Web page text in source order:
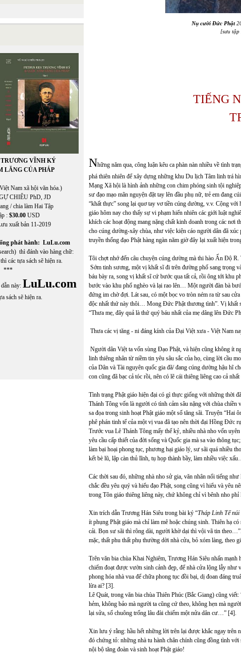
VĨNH KÝ
LĂNG CỦA PHÁP
Nam xã hội văn hóa.)
CHIÊU PhD, JD
/ chia làm Hai Tập
: $30.00USD
xuất bản 11-2019
phát hành: LuLu.com
thì đánh vào hàng chữ:
các tựa sách sẽ hiện ra.
***
này: LuLu.com
sách sẽ hiện ra.
Nụ cười Đức Phật
[sưu
TIẾNG
Những năm qua, công luận kêu ca phàn nàn nhiều về tình
phá thiên nhiên để xây dựng những khu Du lịch Tâm linh trá
Mạng Xã hội là hình ảnh những con chim phóng sinh tội
sư đạo mạo mãn nguyện đặt tay lên đầu phụ nữ, trẻ em đang
“khất thực” song lại quơ tay vơ tiền cúng dường, v.v. Cộng với
giáo hôm nay cho thấy sự vi phạm hiển nhiên các giới luật
khích các hoạt động mang nặng chất kinh doanh trong các
cho cúng dường-xây chùa, như việc kiện cáo người dân đã
truyền thống đạo Phật hàng ngàn năm giờ đây lại xuất hiện
Tôi chợt nhớ đến câu chuyện cúng dường mà thi hào Ấn Độ
Sớm tinh sương, một vị khất sĩ đi trên đường phố sang trọng
báu bày ra, song vị khất sĩ cứ bước qua tất cả, rồi ông tới khu
bước vào khu phố nghèo và lại rao lên… Một người đàn bà
đứng im chờ đợi. Lát sau, có một bọc vo tròn ném ra từ sau
độc nhất thứ này thôi… Mong Đức Phật thương tình”. Vị khất
“Thưa mẹ, đây quả là thứ quý báu nhất của mẹ dâng lên Đức
Thưa các vị tăng - ni đáng kính của Đại Việt xưa - Việt Nam
Người dân Việt ta vốn sùng Đạo Phật, và hiện cũng không ít
linh thiêng nhân từ niềm tin yêu sâu sắc của họ, cùng lời cầu
của Dân và Tài nguyên quốc gia đã/ đang cúng dường hậu hĩ
con cũng đã bạc cả tóc rồi, nên có lẽ cái thiêng liêng cao cả
Tình trạng Phật giáo hiện đại có gì thực giống với những thời
Thánh Tông vốn là người có tình cảm sâu nặng với chùa
sa đọa trong sinh hoạt Phật giáo một số tăng sãi. Truyện “Hai
phê phán tinh tế của một vị vua đã tạo nên thời đại Hồng Đức
Trước vua Lê Thánh Tông mấy thế kỷ, nhiều nhà nho vốn
yêu cầu cấp thiết của đời sống và Quốc gia mà sa vào thông
làm bại hoại phong tục, phương hại giáo lý, sư sãi quá nhiều
kết bè lũ, lập càn thủ lĩnh, tụ họp thành bầy, làm nhiều việc
Các thời sau đó, những nhà nho sử gia, văn nhân nổi tiếng
chắc đều yêu quý và hiểu đạo Phật, song cũng vì hiểu và yêu
trong Tôn giáo thiêng liêng này, chứ không chỉ vì bênh nho
Xin trích dẫn Trương Hán Siêu trong bài ký “Tháp Linh Tế núi
ít phụng Phật giáo mà chỉ làm mê hoặc chúng sinh. Thiên hạ
cải. Bọn sư sãi thì rông dài, người khờ dại thì vội vã tin
mặc, thất phu thất phụ thường dời nhà cửa, bỏ xóm làng, theo
Trên văn bia chùa Khai Nghiêm, Trương Hán Siêu nhấn mạnh
chiếm đoạt được vườn sinh cảnh đẹp, để nhà cửa lộng lẫy
phong hóa nhà vua để chữa phong tục đồi bại, dị đoan đáng
lừa ai? [3].
Lê Quát, trong văn bia chùa Thiên Phúc (Bắc Giang) cũng
hẻm, không bảo mà người ta cũng cứ theo, không hẹn mà
lại sửa, số chuông trống lâu đài chiếm một nửa dân cư…” [4].
Xin lưu ý rằng: hầu hết những lời trên lại được khắc ngay trên
đó chứng tỏ: những nhà tu hành chân chính cũng đồng tình
nội bộ tăng đoàn và sinh hoạt Phật giáo!